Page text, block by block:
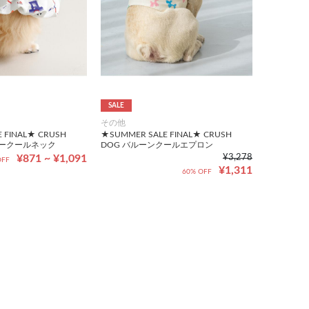
FINAL★ CRUSH
クールネック
¥871 ~ ¥1,091
SALE
その他
★SUMMER SALE FINAL★ CRUSH
DOG バルーンクールエプロン
¥3,278
¥1,311
60% OFF